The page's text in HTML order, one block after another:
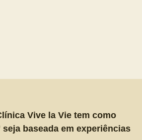
Vive la Vie tem como
baseada em experiências